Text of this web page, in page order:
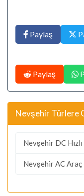
Paylaş
Paylaş
Nevşehir Türlere
Nevşehir DC
Nevşehir AC